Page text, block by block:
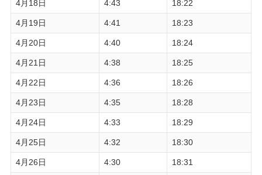
4月18日 4:43 18:22
4月19日 4:41 18:23
4月20日 4:40 18:24
4月21日 4:38 18:25
4月22日 4:36 18:26
4月23日 4:35 18:28
4月24日 4:33 18:29
4月25日 4:32 18:30
4月26日 4:30 18:31